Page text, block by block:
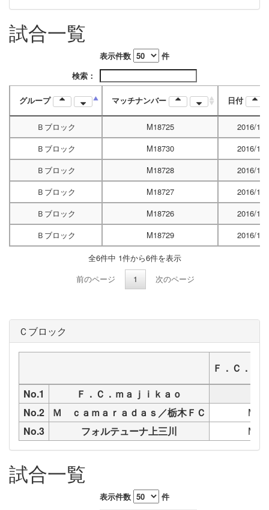
試合一覧
表示件数
件
検索：
グループ マッチナンバー 日付
Ｂブロック M18725
2016/10/
Ｂブロック
M18730
2016/10/
Ｂブロック
M18728
2016/10/
Ｂブロック
M18727
2016/10/
Ｂブロック
M18726
2016/10/
Ｂブロック
M18729
2016/10/
全6件中 1件から6件を表示
前のページ
1 次のページ
Ｃブロック
Ｆ．Ｃ．ｍ
No.1
Ｆ．Ｃ．ｍａｊｉｋａｏ
No.2
Ｍ ｃａｍａｒａｄａｓ／栃木ＦＣ
No.3
フォルテューナ上三川
試合一覧
表示件数
件